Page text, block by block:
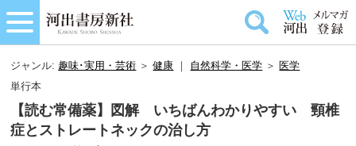
ジャンル: 趣味･実用・芸術 ＞健康 ｜ 自然科学・医学 ＞ 医学
単行本
【読む常備薬】図解 いちばんわかりやすい 頸椎
症とストレートネックの治し方